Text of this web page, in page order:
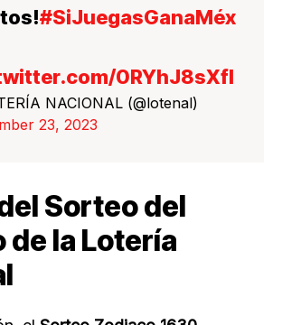
#SiJuegasGanaMéx
0RYhJ8sXfI
NACIONAL (@lotenal)
23, 2023
Sorteo del
de la Lotería